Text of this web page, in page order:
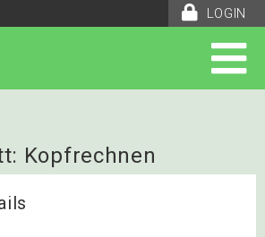
LOGIN
Kopfrechnen